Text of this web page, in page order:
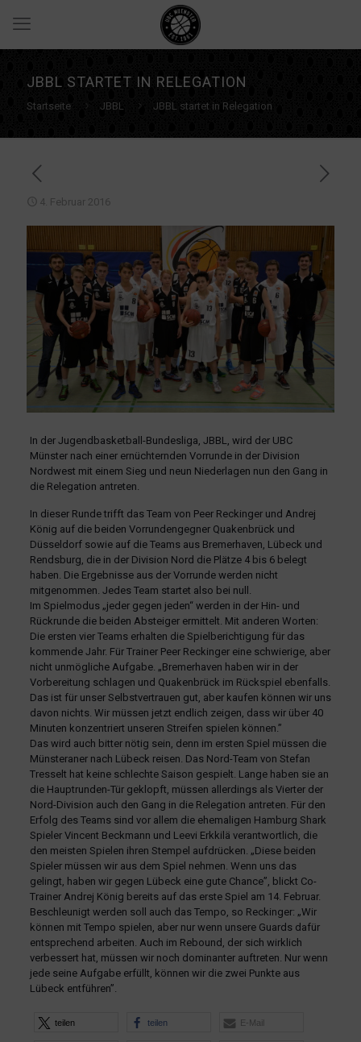
JBBL STARTET IN RELEGATION
Startseite JBBL JBBL startet in Relegation
4. Februar 2016
In der Jugendbasketball-Bundesliga, JBBL, wird der UBC
Münster nach einer ernüchternden Vorrunde in der Division
Nordwest mit einem Sieg und neun Niederlagen nun den Gang in
die Relegation antreten.
In dieser Runde trifft das Team von Peer Reckinger und Andrej
König auf die beiden Vorrundengegner Quakenbrück und
Düsseldorf sowie auf die Teams aus Bremerhaven, Lübeck und
Rendsburg, die in der Division Nord die Plätze 4 bis 6 belegt
haben. Die Ergebnisse aus der Vorrunde werden nicht
mitgenommen. Jedes Team startet also bei null.
Im Spielmodus „jeder gegen jeden“ werden in der Hin- und
Rückrunde die beiden Absteiger ermittelt. Mit anderen Worten:
Die ersten vier Teams erhalten die Spielberichtigung für das
kommende Jahr. Für Trainer Peer Reckinger eine schwierige, aber
nicht unmögliche Aufgabe. „Bremerhaven haben wir in der
Vorbereitung schlagen und Quakenbrück im Rückspiel ebenfalls.
Das ist für unser Selbstvertrauen gut, aber kaufen können wir uns
davon nichts. Wir müssen jetzt endlich zeigen, dass wir über 40
Minuten konzentriert unseren Streifen spielen können.”
Das wird auch bitter nötig sein, denn im ersten Spiel müssen die
Münsteraner nach Lübeck reisen. Das Nord-Team von Stefan
Tresselt hat keine schlechte Saison gespielt. Lange haben sie an
die Hauptrunden-Tür geklopft, müssen allerdings als Vierter der
Nord-Division auch den Gang in die Relegation antreten. Für den
Erfolg des Teams sind vor allem die ehemaligen Hamburg Shark
Spieler Vincent Beckmann und Leevi Erkkilä verantwortlich, die
den meisten Spielen ihren Stempel aufdrücken. „Diese beiden
Spieler müssen wir aus dem Spiel nehmen. Wenn uns das
gelingt, haben wir gegen Lübeck eine gute Chance”, blickt Co-
Trainer Andrej König bereits auf das erste Spiel am 14. Februar.
Beschleunigt werden soll auch das Tempo, so Reckinger: „Wir
können mit Tempo spielen, aber nur wenn unsere Guards dafür
entsprechend arbeiten. Auch im Rebound, der sich wirklich
verbessert hat, müssen wir noch dominanter auftreten. Nur wenn
jede seine Aufgabe erfüllt, können wir die zwei Punkte aus
Lübeck entführen”.
teilen teilen E-Mail